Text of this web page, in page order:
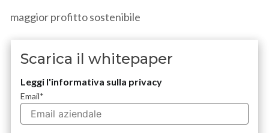
maggior profitto sostenibile
Scarica il whitepaper
Leggi l'informativa sulla privacy
Email*